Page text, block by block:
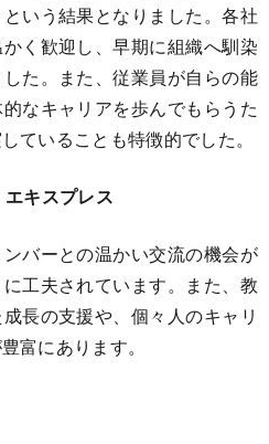
いう結果となりました。各社
く歓迎し、早期に組織へ馴染
た。また、従業員が自らの能
なキャリアを歩んでもらうた
ていることも特徴的でした。
キスプレス
バーとの温かい交流の機会が
工夫されています。また、教
長の支援や、個々人のキャリ
富にあります。